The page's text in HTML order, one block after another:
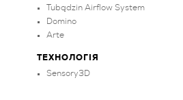
Tubądzin Airflow System
Domino
Arte
ТЕХНОЛОГІЯ
Sensory3D